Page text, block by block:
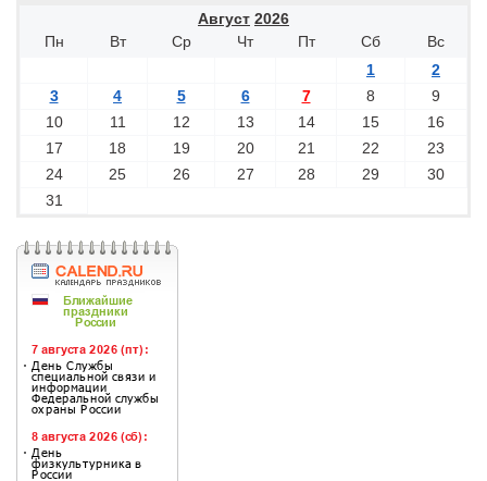
Август 2026
Пн
Вт Ср Чт Пт Сб
Вс
1
2
3
4 5 6 7 8
9
10
11 12 13 14 15
16
17
18 19 20 21 22
23
24
25 26 27 28 29
30
31